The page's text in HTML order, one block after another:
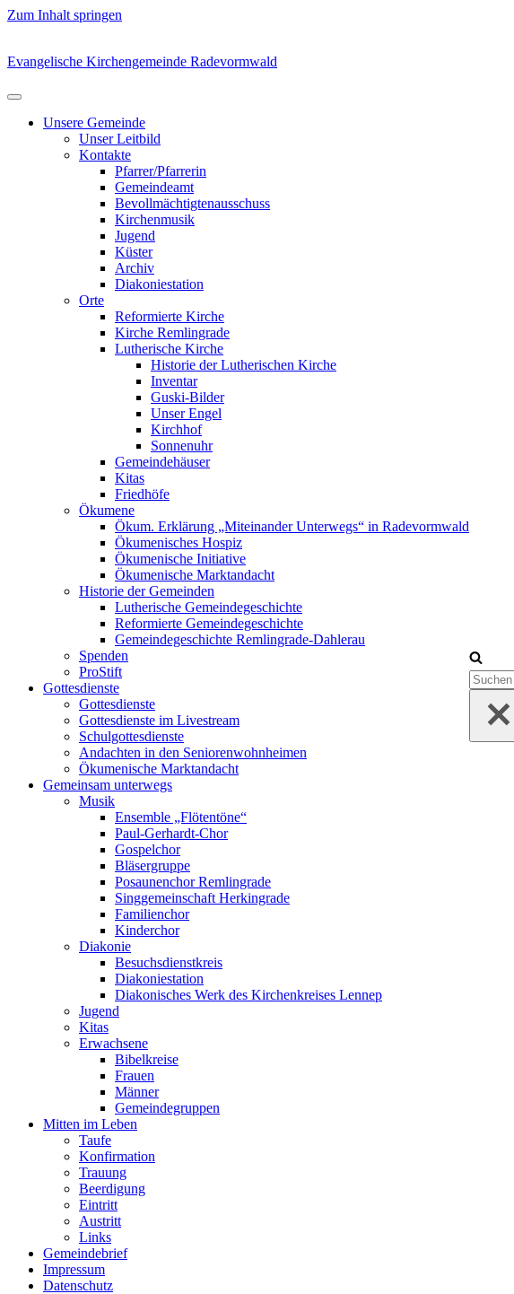
Zum Inhalt springen
Evangelische Kirchengemeinde Radevormwald
Unsere Gemeinde
Unser Leitbild
Kontakte
Pfarrer/Pfarrerin
Gemeindeamt
Bevollmächtigtenausschuss
Kirchenmusik
Jugend
Küster
Archiv
Diakoniestation
Orte
Reformierte Kirche
Kirche Remlingrade
Lutherische Kirche
Historie der Lutherischen Kirche
Inventar
Guski-Bilder
Unser Engel
Kirchhof
Sonnenuhr
Gemeindehäuser
Kitas
Friedhöfe
Ökumene
Ökum. Erklärung „Miteinander Unterwegs“ in Radevormwald
Ökumenisches Hospiz
Ökumenische Initiative
Ökumenische Marktandacht
Historie der Gemeinden
Lutherische Gemeindegeschichte
Reformierte Gemeindegeschichte
Gemeindegeschichte Remlingrade-Dahlerau
Spenden
ProStift
Gottesdienste
Gottesdienste
Gottesdienste im Livestream
Schulgottesdienste
Andachten in den Seniorenwohnheimen
Ökumenische Marktandacht
Gemeinsam unterwegs
Musik
Ensemble „Flötentöne“
Paul-Gerhardt-Chor
Gospelchor
Bläsergruppe
Posaunenchor Remlingrade
Singgemeinschaft Herkingrade
Familienchor
Kinderchor
Diakonie
Besuchsdienstkreis
Diakoniestation
Diakonisches Werk des Kirchenkreises Lennep
Jugend
Kitas
Erwachsene
Bibelkreise
Frauen
Männer
Gemeindegruppen
Mitten im Leben
Taufe
Konfirmation
Trauung
Beerdigung
Eintritt
Austritt
Links
Gemeindebrief
Impressum
Datenschutz
Suchen
nach …